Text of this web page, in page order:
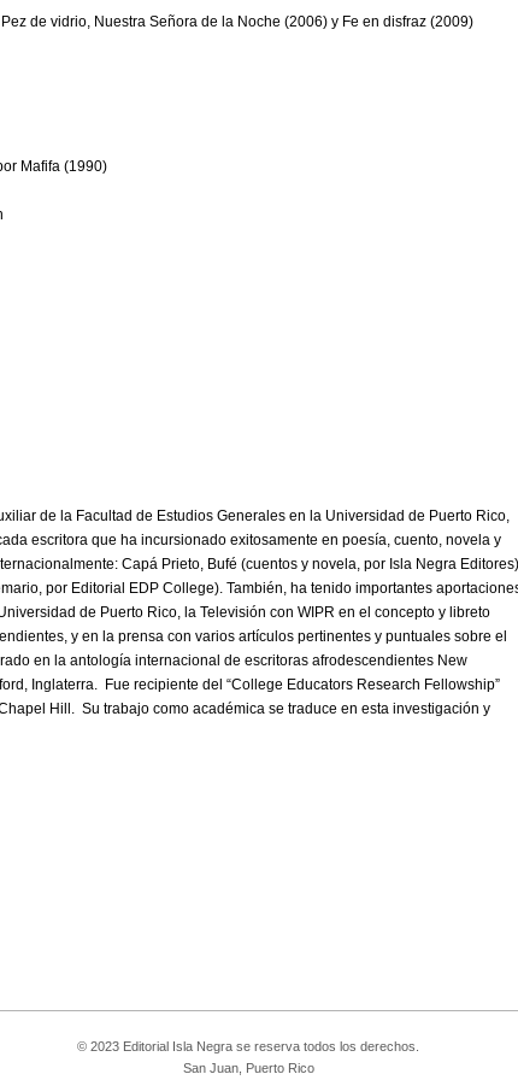
de vidrio, Nuestra Señora de la Noche (2006) y Fe en disfraz (2009)
Mafifa (1990)
de la Facultad de Estudios Generales en la Universidad de Puerto Rico,
escritora que ha incursionado exitosamente en poesía, cuento, novela y
Capá Prieto, Bufé (cuentos y novela, por Isla Negra
por Editorial EDP College). También, ha tenido importantes
de Puerto Rico, la Televisión con WIPR en el concepto y libreto
y en la prensa con varios artículos pertinentes y puntuales sobre el
en la antología internacional de escritoras afrodescendientes New
Inglaterra. Fue recipiente del “College Educators Research Fellowship”
Hill. Su trabajo como académica se traduce en esta investigación y
© 2023 Editorial Isla Negra se reserva todos los derechos.
San Juan, Puerto Rico